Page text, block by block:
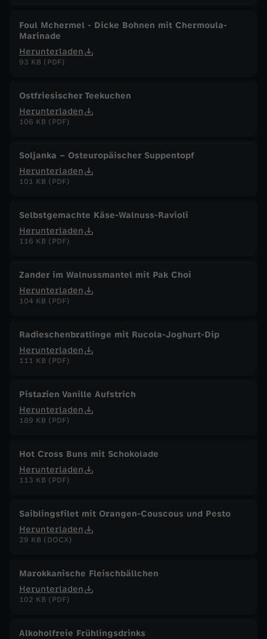
Foul Mchermel - Dicke Bohnen mit Chermoula-
Marinade
Herunterladen
93 KB (PDF)
Ostfriesischer Teekuchen
Herunterladen
106 KB (PDF)
Soljanka – Osteuropäischer Suppentopf
Herunterladen
101 KB (PDF)
Selbstgemachte Käse-Walnuss-Ravioli
Herunterladen
116 KB (PDF)
Zander im Walnussmantel mit Pak Choi
Herunterladen
104 KB (PDF)
Radieschenbratlinge mit Rucola-Joghurt-Dip
Herunterladen
111 KB (PDF)
Pistazien Vanille Aufstrich
Herunterladen
189 KB (PDF)
Hot Cross Buns mit Schokolade
Herunterladen
113 KB (PDF)
Saiblingsfilet mit Orangen-Couscous und Pesto
Herunterladen
29 KB (DOCX)
Marokkanische Fleischbällchen
Herunterladen
102 KB (PDF)
Alkoholfreie Frühlingsdrinks